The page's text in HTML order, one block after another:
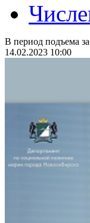
В период подъема
14.02.2023 10:00